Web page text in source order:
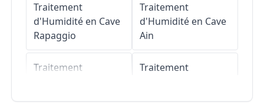
Traitement
d'Humidité en Cave
Rapaggio
Traitement
Traitement
d'Humidité en Cave
Ain
Traitement